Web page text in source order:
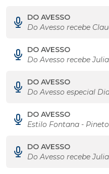
DO AVESSO
Do Avesso recebe
DO AVESSO
Do Avesso recebe
DO AVESSO
Do Avesso especial
DO AVESSO
Estilo Fontana -
DO AVESSO
Do Avesso recebe